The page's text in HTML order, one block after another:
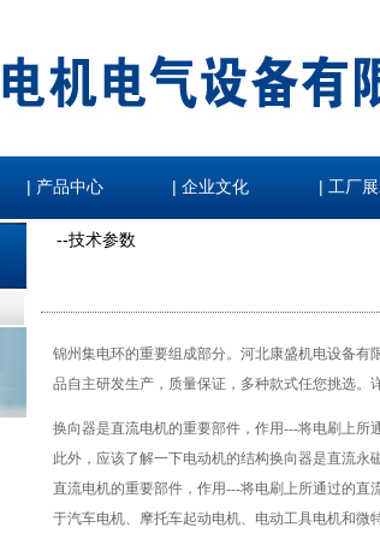
| 产品中心 | 企业文化 | 工厂
--技术参数
锦州集电环的重要组成部分。河北康盛机电设备有
品自主研发生产，质量保证，多种款式任您挑选。
换向器是直流电机的重要部件，作用---将电刷上所
此外，应该了解一下电动机的结构换向器是直流永
直流电机的重要部件，作用---将电刷上所通过的直
于汽车电机、摩托车起动电机、电动工具电机和